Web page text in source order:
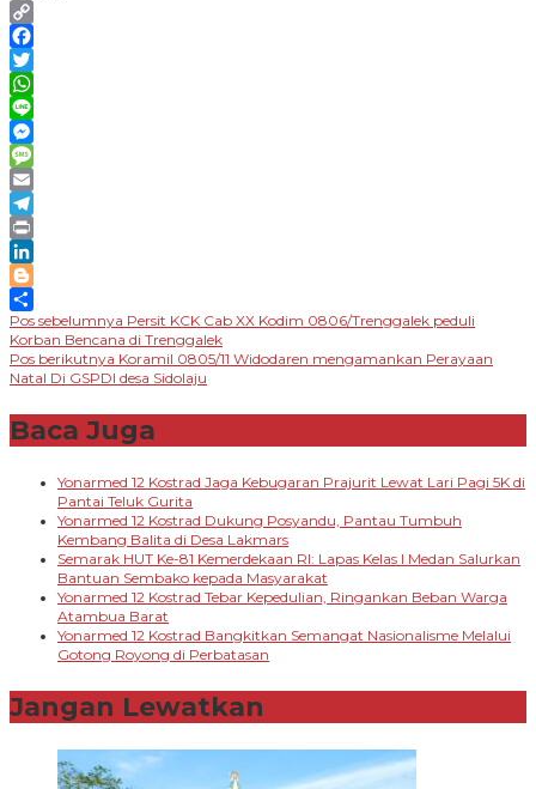
Copy
Link
Facebook
Twitter
WhatsApp
Line
Messenger
Message
Email
Telegram
Print
LinkedIn
Blogger
Share
Navigasi
pos
Pos sebelumnya Persit KCK Cab XX Kodim 0806/Trenggalek peduli
Korban Bencana di Trenggalek
Pos berikutnya Koramil 0805/11 Widodaren mengamankan Perayaan
Natal Di GSPDI desa Sidolaju
Baca Juga
Yonarmed 12 Kostrad Jaga Kebugaran Prajurit Lewat Lari Pagi 5K di
Pantai Teluk Gurita
Yonarmed 12 Kostrad Dukung Posyandu, Pantau Tumbuh
Kembang Balita di Desa Lakmars
Semarak HUT Ke-81 Kemerdekaan RI: Lapas Kelas I Medan Salurkan
Bantuan Sembako kepada Masyarakat
Yonarmed 12 Kostrad Tebar Kepedulian, Ringankan Beban Warga
Atambua Barat
Yonarmed 12 Kostrad Bangkitkan Semangat Nasionalisme Melalui
Gotong Royong di Perbatasan
Jangan Lewatkan